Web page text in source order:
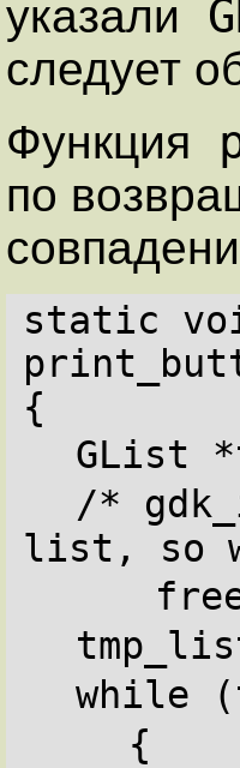
указали
следует
Функция
по
static
{
GList
/*
list, so
while
{